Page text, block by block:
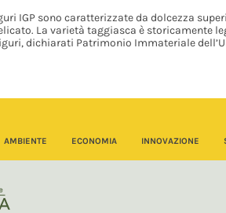
IGP sono caratterizzate da dolcezza
La varietà taggiasca è storicamente
dichiarati Patrimonio Immateriale
AMBIENTE ECONOMIA INNOVAZIONE